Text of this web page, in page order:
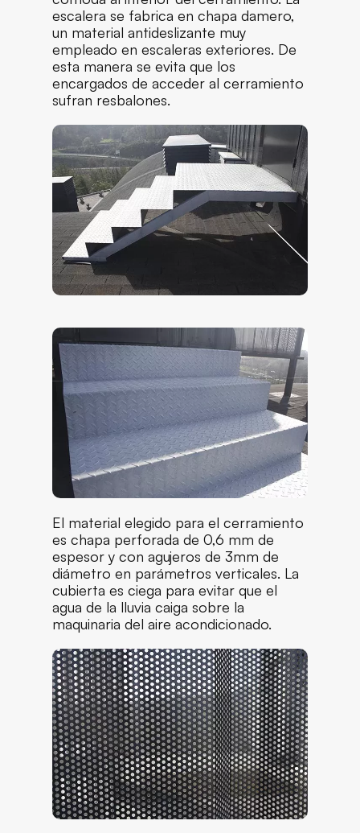
escalera se fabrica en chapa damero,
un material antideslizante muy
empleado en escaleras exteriores. De
esta manera se evita que los
encargados de acceder al cerramiento
sufran resbalones.
El material elegido para el cerramiento
es chapa perforada de 0,6 mm de
espesor y con agujeros de 3mm de
diámetro en parámetros verticales. La
cubierta es ciega para evitar que el
agua de la lluvia caiga sobre la
maquinaria del aire acondicionado.